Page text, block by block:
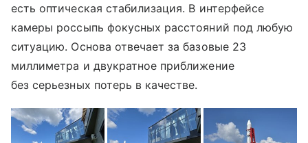
есть оптическая стабилизация. В интерфейсе
камеры россыпь фокусных расстояний под любую
ситуацию. Основа отвечает за базовые 23
миллиметра и двукратное приближение
без серьезных потерь в качестве.